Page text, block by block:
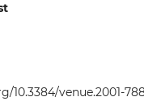
10.3384/venue.2001-